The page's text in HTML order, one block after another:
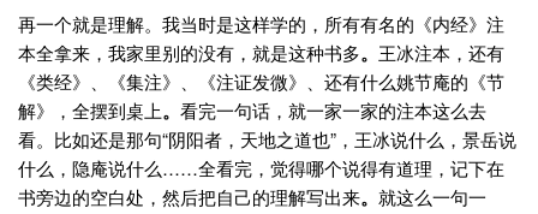
再一个就是理解。我当时是这样学的，所有有名的《内经》注
本全拿来，我家里别的没有，就是这种书多。 王冰注本，还有
《类经》、《集注》、《注证发微》、还有什么姚节庵的《节
解》，全摆到桌上。 看完一句话，就一家一家的注本这么去
看。比如还是那句“阴阳者，天地之道也”，王冰说什么，景岳说
什么，隐庵说什么……全看完，觉得哪个说得有道理，记下在
书旁边的空白处，然后把自己的理解写出来。 就这么一句一